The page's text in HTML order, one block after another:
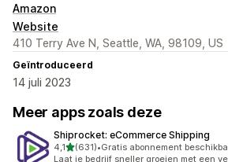
Amazon
Website
410 Terry Ave N, Seattle, WA, 98109, US
Geïntroduceerd
14 juli 2023
Meer apps zoals deze
Shiprocket: eCommerce Shipping
4,1van 5 sterren
(631)
631 recensies in totaal
•Gratis abonnement
Laat je bedrijf sneller groeien met een